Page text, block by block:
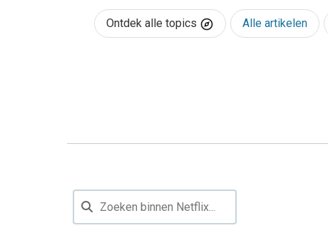
Ontdek alle topics Alle artikelen